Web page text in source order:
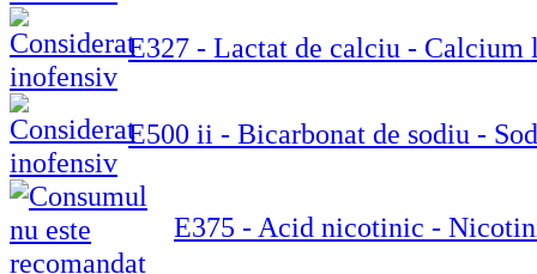
E327 - Lactat de calciu - Calcium
E500 ii - Bicarbonat de sodiu -
E375 - Acid nicotinic -